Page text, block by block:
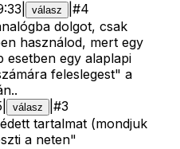
válasz #4
dolgot, csak
használod, mert egy
esetben egy alaplapi
feleslegest" a
válasz #3
tartalmat (mondjuk
a neten"